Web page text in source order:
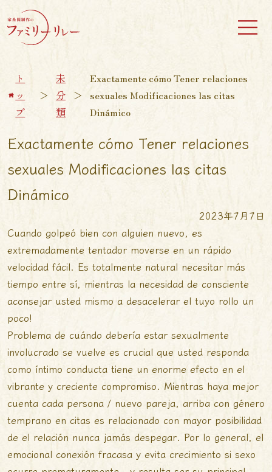
ト
ッ
プ
＞
未
分
類
＞
Exactamente cómo Tener relaciones
sexuales Modificaciones las citas
Dinámico
Exactamente cómo Tener relaciones
sexuales Modificaciones las citas
Dinámico
2023年7月7日
Cuando golpeó bien con alguien nuevo, es
extremadamente tentador moverse en un rápido
velocidad fácil. Es totalmente natural necesitar más
tiempo entre sí, mientras la necesidad de consciente
aconsejar usted mismo a desacelerar el tuyo rollo un
poco!
Problema de cuándo debería estar sexualmente
involucrado se vuelve es crucial que usted responda
como íntimo conducta tiene un enorme efecto en el
vibrante y creciente compromiso. Mientras haya mejor
cuenta cada persona / nuevo pareja, arriba con género
temprano en citas es relacionado con mayor posibilidad
de el relación nunca jamás despegar. Por lo general, el
emocional conexión fracasa y evita crecimiento si sexo